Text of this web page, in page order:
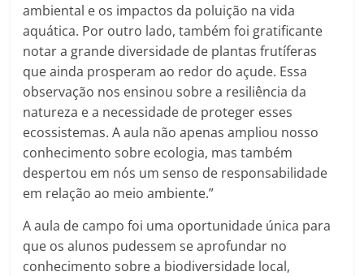
ambiental e os impactos da poluição na vida
aquática. Por outro lado, também foi gratificante
notar a grande diversidade de plantas frutíferas
que ainda prosperam ao redor do açude. Essa
observação nos ensinou sobre a resiliência da
natureza e a necessidade de proteger esses
ecossistemas. A aula não apenas ampliou nosso
conhecimento sobre ecologia, mas também
despertou em nós um senso de responsabilidade
em relação ao meio ambiente.”
A aula de campo foi uma oportunidade única para
que os alunos pudessem se aprofundar no
conhecimento sobre a biodiversidade local,